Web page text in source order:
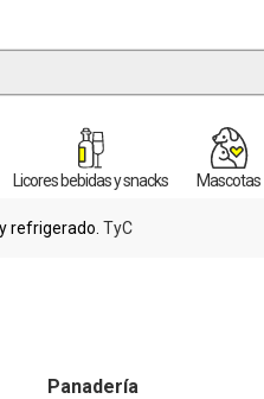
Licores bebidas y snacks Mascotas
refrigerado. TyC
Panadería